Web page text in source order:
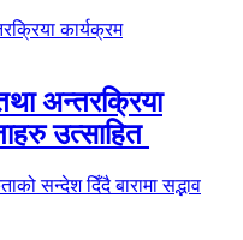
अन्तरक्रिया
उत्साहित